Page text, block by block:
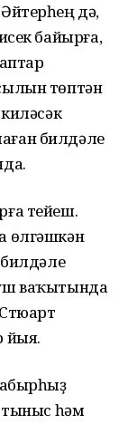
дә,
байырға,
төптән
билдәле
тейеш.
өлгәшкән
ваҡытында
йыя.
тыныс һәм